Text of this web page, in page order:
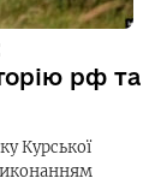
рф та
Курської